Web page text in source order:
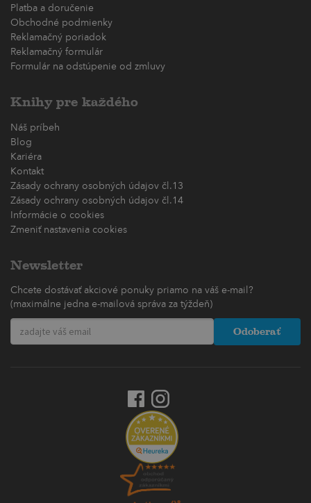
Platba a doručenie
Obchodné podmienky
Reklamačný poriadok
Reklamačný formulár
Formulár na odstúpenie od zmluvy
Knihy pre každého
Náš príbeh
Blog
Kariéra
Kontakt
Zásady ochrany osobných údajov čl.13
Zásady ochrany osobných údajov čl.14
Informácie o cookies
Zmeniť nastavenia cookies
Newsletter
Chcete dostávať akciové ponuky priamo na váš e-mail?
(maximálne jedna e-mailová správa za týždeň)
Odoberať